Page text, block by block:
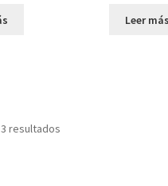
Leer más
resultados